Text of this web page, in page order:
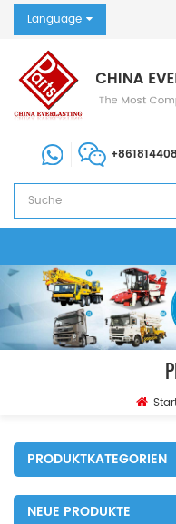
Language
PRODUKTKATEGORIEN
NEUE PRODUKTE